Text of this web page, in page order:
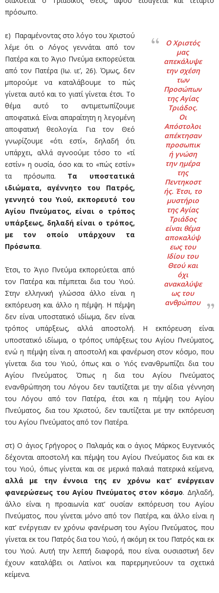
πρόσωπο.
Ο Χριστός
μας
απεκάλυψε
την σχέση
των
Προσώπων
της Αγίας
Τριάδος.
Οι
Απόστολοι
απέκτησαν
προσωπικ
ή γνώση
την ημέρα
της
Πεντηκοστ
ής. Έτσι, το
μυστήριο
της Αγίας
Τριάδος
είναι θέμα
αποκαλύψ
εως του
Ιδίου του
Θεού και
όχι
ανακαλύψε
ως του
ανθρώπου
ε) Παραμένοντας στο λόγο του Χριστού
λέμε ότι ο Λόγος γεννάται από τον
Πατέρα και το Άγιο Πνεύμα εκπορεύεται
από τον Πατέρα (Ιω. ιε’, 26). Όμως, δεν
μπορούμε να καταλάβουμε το πώς
γίνεται αυτό και το γιατί γίνεται έτσι. Το
θέμα αυτό το αντιμετωπίζουμε
αποφατικά. Είναι απαραίτητη η λεγομένη
αποφατική θεολογία. Για τον Θεό
γνωρίζουμε «ότι εστί», δηλαδή ότι
υπάρχει, αλλά αγνοούμε τόσο το «τί
εστίν» η ουσία, όσο και το «πώς εστίν»
τα πρόσωπα. Τα υποστατικά
ιδιώματα, αγέννητο του Πατρός,
γεννητό του Υιού, εκπορευτό του
Αγίου Πνεύματος, είναι ο τρόπος
υπάρξεως, δηλαδή είναι ο τρόπος,
με τον οποίο υπάρχουν τα
Πρόσωπα.
Έτσι, το Άγιο Πνεύμα εκπορεύεται από
τον Πατέρα και πέμ­πεται δια του Υιού.
Στην ελληνική γλώσσα άλλο είναι η
εκπόρευση και άλλο η πέμψη. Η πέμψη
δεν είναι υποστατικό ιδίωμα, δεν είναι
τρόπος υπάρξεως, αλλά αποστολή. Η εκπόρευση είναι
υποστατικό ιδίωμα, ο τρόπος υπάρξεως του Αγίου Πνεύματος,
ενώ η πέμψη είναι η αποστολή και φανέρωση στον κόσμο, που
γίνεται δια του Υιού, όπως και ο Υιός ενανθρωπίζει δια του
Αγίου Πνεύματος. Όπως η δια του Αγίου Πνεύματος
ενανθρώπηση του Λόγου δεν ταυτίζεται με την αΐδια γέννηση
του Λόγου από τον Πατέρα, έτσι και η πέμψη του Αγίου
Πνεύματος, δια του Χριστού, δεν ταυτίζεται με την εκπόρευση
του Αγίου Πνεύματος από τον Πατέρα.
στ) Ο άγιος Γρήγορος ο Παλαμάς και ο άγιος Μάρκος Ευγενικός
δέχονται αποστολή και πέμ­ψη του Αγίου Πνεύματος δια και εκ
του Υιού, όπως γίνεται και σε μερικά παλαιά πατερικά κείμενα,
αλλά με την έννοια της εν χρόνω κατ’ ενέργειαν
φανερώσεως του Αγίου Πνεύματος στον κόσμο. Δηλαδή,
άλλο είναι η προαιωνία κατ’ ουσίαν εκπόρευση του Αγίου
Πνεύματος, που γίνεται μόνο από τον Πατέρα, και άλλο είναι η
κατ’ ενέρ­γειαν εν χρόνω φανέρωση του Αγίου Πνεύματος, που
γίνεται εκ του Πατρός δια του Υιού, ή ακόμη εκ του Πατρός και εκ
του Υιού. Αυτή την λεπτή διαφορά, που είναι ουσιαστική δεν
έχουν καταλάβει οι Λατίνοι και παρερμηνεύουν τα σχετικά
κείμενα.